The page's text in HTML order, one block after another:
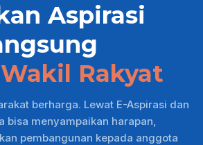
Aspirasi
Wakil Rakyat
berharga. Lewat E-Aspirasi dan
bisa menyampaikan harapan,
pembangunan kepada anggota